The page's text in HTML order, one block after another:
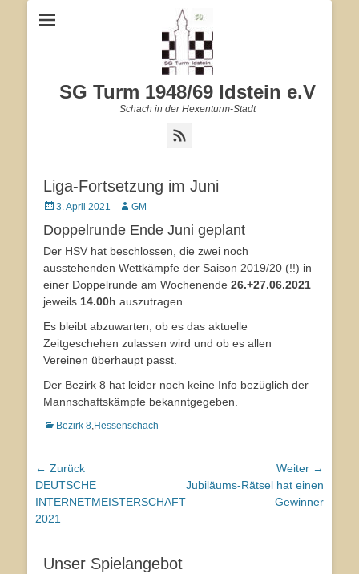
SG Turm 1948/69 Idstein e.V
Schach in der Hexenturm-Stadt
Liga-Fortsetzung im Juni
Veröffentlicht
3. April 2021 Autor
GM
Doppelrunde Ende Juni geplant
Der HSV hat beschlossen, die zwei noch
ausstehenden Wettkämpfe der Saison 2019/20 (!!) in
einer Doppelrunde am Wochenende 26.+27.06.2021
jeweils 14.00h auszutragen.
Es bleibt abzuwarten, ob es das aktuelle
Zeitgeschehen zulassen wird und ob es allen
Vereinen überhaupt passt.
Der Bezirk 8 hat leider noch keine Info bezüglich der
Mannschaftskämpfe bekanntgegeben.
Kategorien
Bezirk 8,Hessenschach
Beitragsnavigation
← Zurück
Vorhergehender
Beitrag:
DEUTSCHE
INTERNETMEISTERSCHAFT
2021
Weiter →
Nächster
Beitrag:
Jubiläums-Rätsel hat einen
Gewinner
Unser Spielangebot